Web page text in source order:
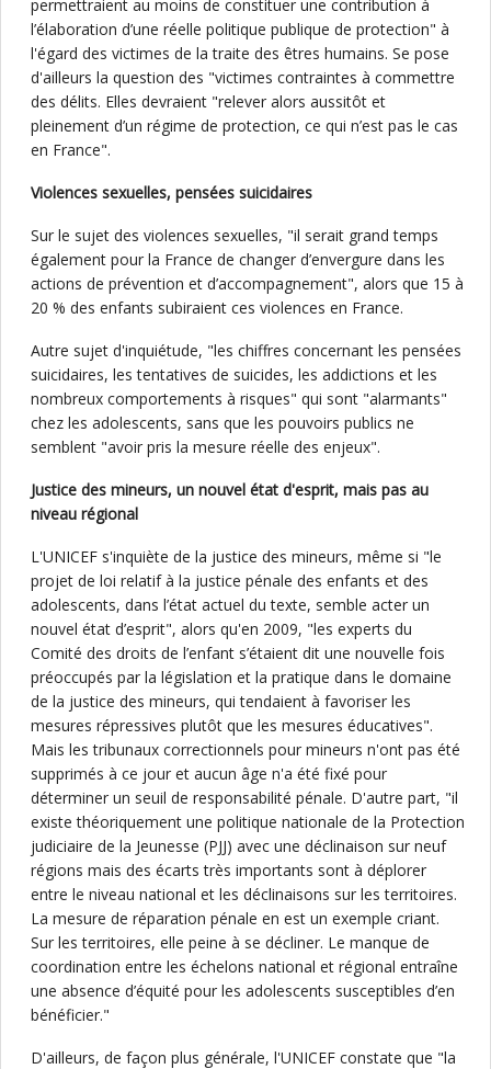
permettraient au moins de constituer une contribution à
l’élaboration d’une réelle politique publique de protection" à
l'égard des victimes de la traite des êtres humains. Se pose
d'ailleurs la question des "victimes contraintes à commettre
des délits. Elles devraient "relever alors aussitôt et
pleinement d’un régime de protection, ce qui n’est pas le cas
en France".
Violences sexuelles, pensées suicidaires
Sur le sujet des violences sexuelles, "il serait grand temps
également pour la France de changer d’envergure dans les
actions de prévention et d’accompagnement", alors que 15 à
20 % des enfants subiraient ces violences en France.
Autre sujet d'inquiétude, "les chiffres concernant les pensées
suicidaires, les tentatives de suicides, les addictions et les
nombreux comportements à risques" qui sont "alarmants"
chez les adolescents, sans que les pouvoirs publics ne
semblent "avoir pris la mesure réelle des enjeux".
Justice des mineurs, un nouvel état d'esprit, mais pas au
niveau régional
L'UNICEF s'inquiète de la justice des mineurs, même si "le
projet de loi relatif à la justice pénale des enfants et des
adolescents, dans l’état actuel du texte, semble acter un
nouvel état d’esprit", alors qu'en 2009, "les experts du
Comité des droits de l’enfant s’étaient dit une nouvelle fois
préoccupés par la législation et la pratique dans le domaine
de la justice des mineurs, qui tendaient à favoriser les
mesures répressives plutôt que les mesures éducatives".
Mais les tribunaux correctionnels pour mineurs n'ont pas été
supprimés à ce jour et aucun âge n'a été fixé pour
déterminer un seuil de responsabilité pénale. D'autre part, "il
existe théoriquement une politique nationale de la Protection
judiciaire de la Jeunesse (PJJ) avec une déclinaison sur neuf
régions mais des écarts très importants sont à déplorer
entre le niveau national et les déclinaisons sur les territoires.
La mesure de réparation pénale en est un exemple criant.
Sur les territoires, elle peine à se décliner. Le manque de
coordination entre les échelons national et régional entraîne
une absence d’équité pour les adolescents susceptibles d’en
bénéficier."
D'ailleurs, de façon plus générale, l'UNICEF constate que "la